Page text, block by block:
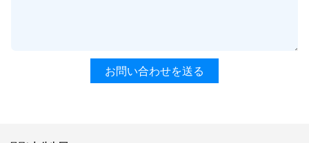
お問い合わせを送る